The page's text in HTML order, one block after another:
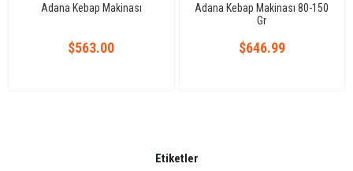
Adana Kebap Makinası
$563.00
Adana Kebap Makinası 80-150
Gr
$646.99
Etiketler